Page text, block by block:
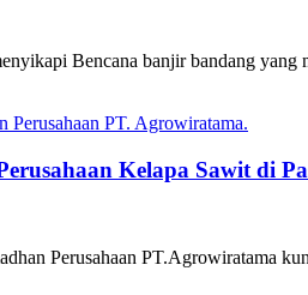
Bencana banjir bandang
Kelapa Sawit di
Perusahaan PT.Agrowiratama